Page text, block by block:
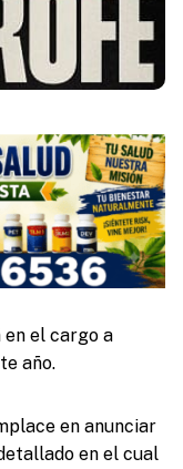
el cargo a
año.
en anunciar
en el cual